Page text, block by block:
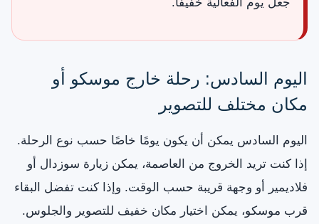
اليوم السادس: رحلة خارج موسكو أو
مكان مختلف للتصوير
اليوم السادس يمكن أن يكون يومًا خاصًا حسب نوع الرحلة.
إذا كنت تريد الخروج من العاصمة، يمكن زيارة سوزدال أو
فلاديمير أو وجهة قريبة حسب الوقت. وإذا كنت تفضل البقاء
قرب موسكو، يمكن اختيار مكان خفيف للتصوير والجلوس.